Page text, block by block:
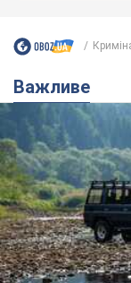
Значні штрафи
проблему
Україні не
8.08.2026 05:10
На